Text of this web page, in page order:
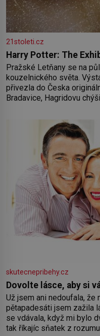
21stoleti.cz
Harry Potter: The
Pražské Letňany se na
kouzelnického světa.
přivezla do Česka
Bradavice, Hagridovu
skutecnepribehy.cz
Dovolte lásce, aby si
Už jsem ani nedoufala, že
pětapadesáti jsem zažila
se vdávala, když mi bylo
tak říkajíc sňatek z